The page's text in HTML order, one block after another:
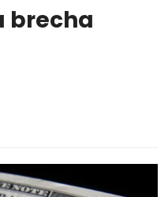
brecha